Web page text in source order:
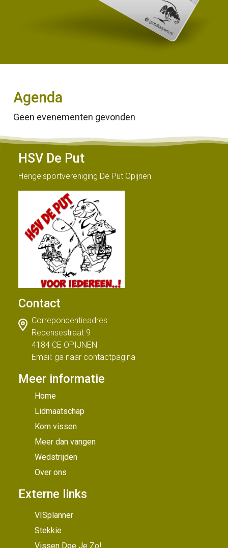
Agenda
Geen evenementen gevonden
HSV De Put
Hengelsportvereniging De Put Opijnen
Contact
Correpondentieadres
Repensestraat 9
4184 CE OPIJNEN
Email: ga naar contactpagina
Meer informatie
Home
Lidmaatschap
Kom vissen
Meer dan vangen
Wedstrijden
Over ons
Externe links
VISplanner
Stekkie
Vissen Doe Je Zo!